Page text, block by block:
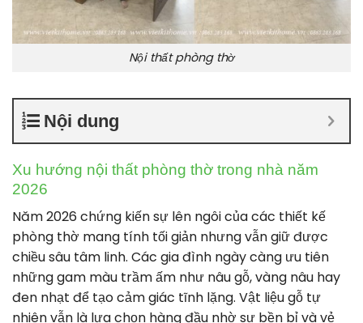
Nội thất phòng thờ
Nội dung
Xu hướng nội thất phòng thờ trong nhà năm
2026
Năm 2026 chứng kiến sự lên ngôi của các thiết kế
phòng thờ mang tính tối giản nhưng vẫn giữ được
chiều sâu tâm linh. Các gia đình ngày càng ưu tiên
những gam màu trầm ấm như nâu gỗ, vàng nâu hay
đen nhạt để tạo cảm giác tĩnh lặng. Vật liệu gỗ tự
nhiên vẫn là lựa chọn hàng đầu nhờ sự bền bỉ và vẻ